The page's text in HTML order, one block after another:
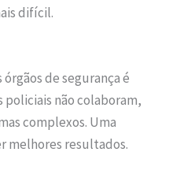
difícil.
de segurança é
policiais não colaboram,
complexos. Uma
melhores resultados.